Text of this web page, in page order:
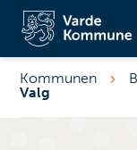
Kommunen
Valg